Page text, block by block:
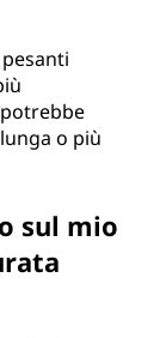
o più
sul mio